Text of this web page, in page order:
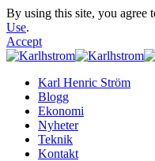
By using this site, you agree
Use.
Accept
Karl Henric Ström
Blogg
Ekonomi
Nyheter
Teknik
Kontakt